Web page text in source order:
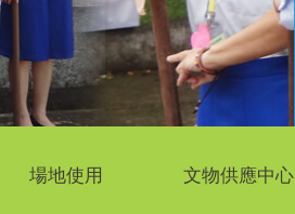
場地使用 文物供應中心